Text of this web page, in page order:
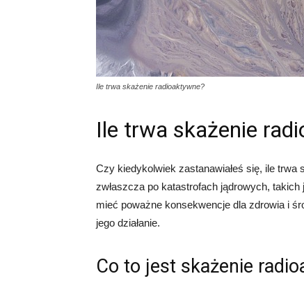
Ile trwa skażenie radioaktywne?
Ile trwa skażenie
Czy kiedykolwiek zastanawiałeś się, ile trwa
zwłaszcza po katastrofach jądrowych,
mieć poważne konsekwencje dla zdrowia i
jego działanie.
Co to jest skażenie